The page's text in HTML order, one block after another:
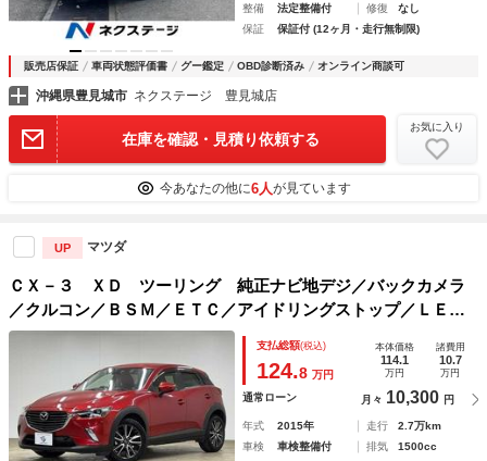
整備
法定整備付 修復
なし
保証
保証付 (12ヶ月・走行無制限)
販売店保証 車両状態評価書 グー鑑定 OBD診断済み オンライン商談可
沖縄県豊見城市 ネクステージ 豊見城店
在庫を確認・見積り依頼する
お気に入り
今あなたの他に6人が見ています
UP マツダ
ＣＸ－３ ＸＤ ツーリング 純正ナビ地デジ／バックカメラ
／クルコン／ＢＳＭ／ＥＴＣ／アイドリングストップ／ＬＥＤ
ヘッドライト／オートライト／スマートキー／プッシュスター
ト／ステアリングリモコン／純正１８インチＡＷ／ＣＤ・ＤＶ
支払総額(税込)
124.8 万円
本体価格
114.1
万円
諸費用
10.7
万円
通常ローン 月々 10,300 円
年式 2015年 走行
2.7万km
車検
車検整備付 排気
1500cc